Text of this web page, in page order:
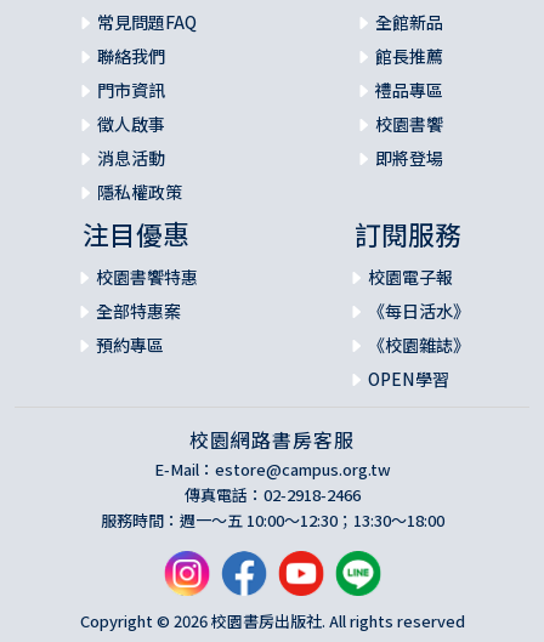
常見問題FAQ
聯絡我們
門市資訊
徵人啟事
消息活動
隱私權政策
全館新品
館長推薦
禮品專區
校園書饗
即將登場
注目優惠
校園書饗特惠
全部特惠案
預約專區
訂閱服務
校園電子報
《每日活水》
《校園雜誌》
OPEN學習
校園網路書房客服
E-Mail： estore@campus.org.tw
傳真電話：02-2918-2466
服務時間：週一～五 10:00～12:30；13:30～18:00
Copyright © 2026 校園書房出版社. All rights reserved